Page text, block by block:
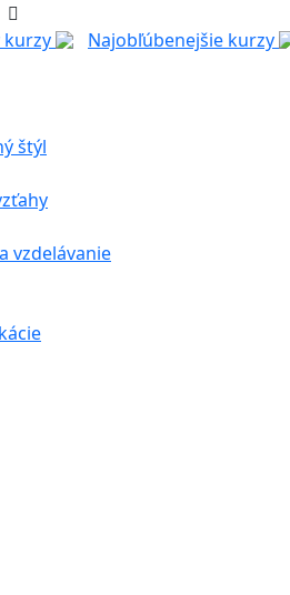
kurzy
Najobľúbenejšie kurzy
štýl
vzdelávanie